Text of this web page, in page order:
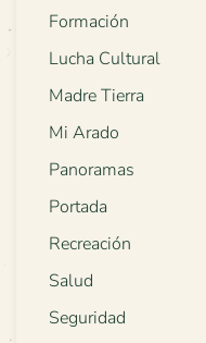
Formación
Lucha Cultural
Madre Tierra
Mi Arado
Panoramas
Portada
Recreación
Salud
Seguridad